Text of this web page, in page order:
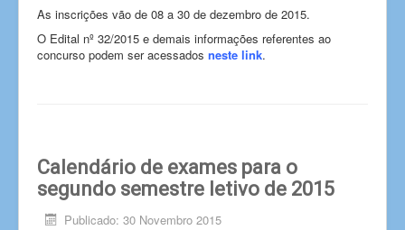
As inscrições vão de 08 a 30 de dezembro de 2015.
O Edital nº 32/2015 e demais informações referentes ao
concurso podem ser acessados neste link.
Calendário de exames para o
segundo semestre letivo de 2015
Publicado: 30 Novembro 2015